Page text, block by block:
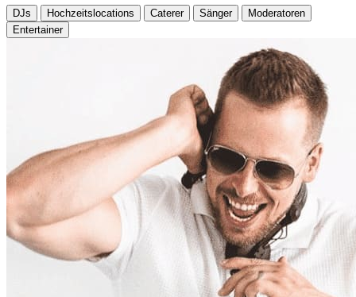
DJs Hochzeitslocations Caterer Sänger
Moderatoren
Entertainer